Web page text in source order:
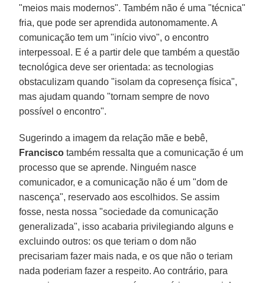
"meios mais modernos". Também não é uma "técnica"
fria, que pode ser aprendida autonomamente. A
comunicação tem um "início vivo", o encontro
interpessoal. E é a partir dele que também a questão
tecnológica deve ser orientada: as tecnologias
obstaculizam quando "isolam da copresença física",
mas ajudam quando "tornam sempre de novo
possível o encontro".
Sugerindo a imagem da relação mãe e bebê,
Francisco também ressalta que a comunicação é um
processo que se aprende. Ninguém nasce
comunicador, e a comunicação não é um "dom de
nascença", reservado aos escolhidos. Se assim
fosse, nesta nossa "sociedade da comunicação
generalizada", isso acabaria privilegiando alguns e
excluindo outros: os que teriam o dom não
precisariam fazer mais nada, e os que não o teriam
nada poderiam fazer a respeito. Ao contrário, para